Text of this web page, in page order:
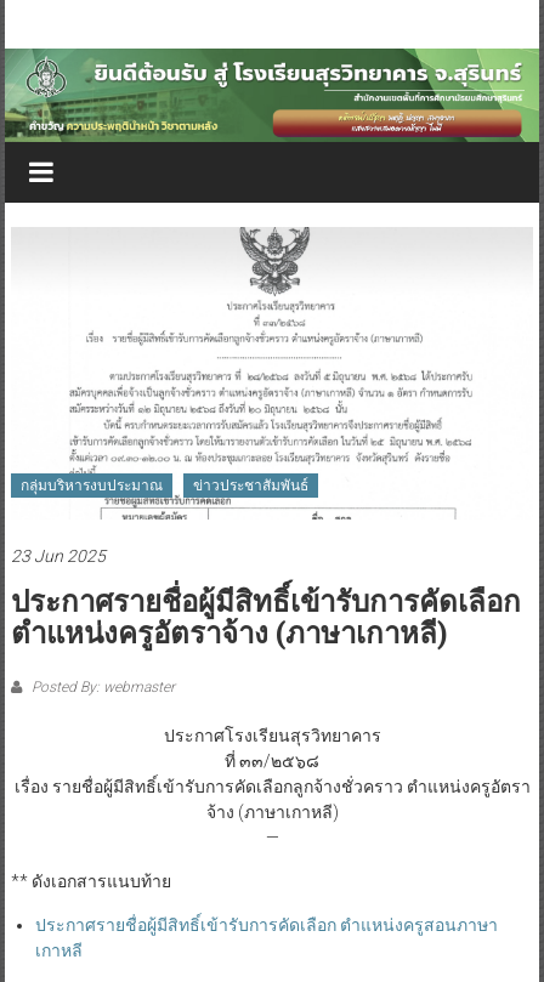
กลุ่มบริหารงบประมาณ ข่าวประชาสัมพันธ์
23 Jun 2025
ประกาศรายชื่อผู้มีสิทธิ์เข้ารับการคัดเลือก
ตำแหน่งครูอัตราจ้าง (ภาษาเกาหลี)
Posted By: webmaster
ประกาศโรงเรียนสุรวิทยาคาร
ที่ ๓๓/๒๕๖๘
เรื่อง รายชื่อผู้มีสิทธิ์เข้ารับการคัดเลือกลูกจ้างชั่วคราว ตำแหน่งครูอัตรา
จ้าง (ภาษาเกาหลี)
—
** ดังเอกสารแนบท้าย
ประกาศรายชื่อผู้มีสิทธิ์เข้ารับการคัดเลือก ตำแหน่งครูสอนภาษา
เกาหลี